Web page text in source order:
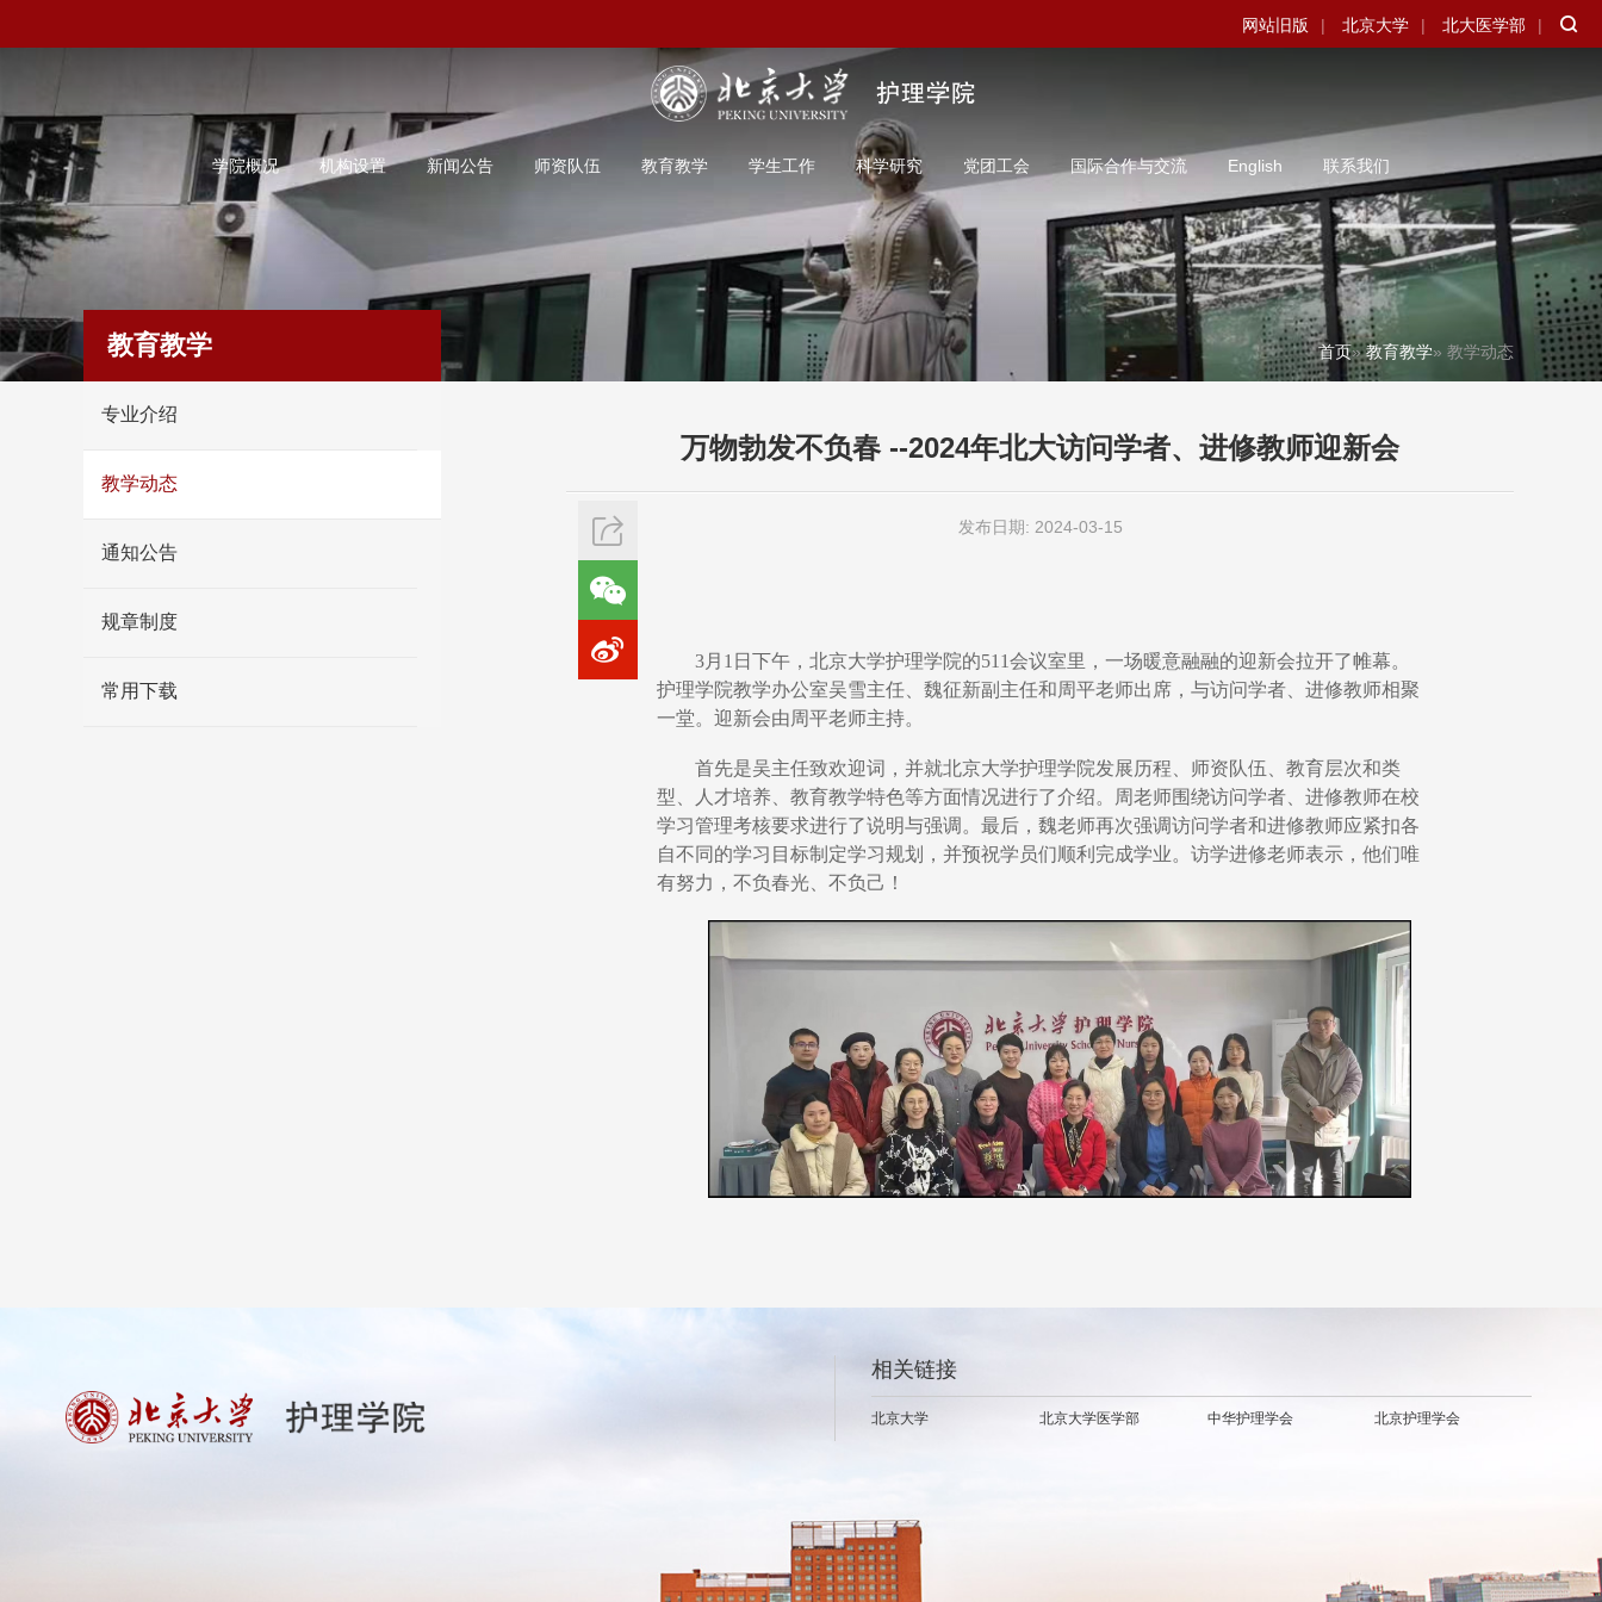
网站旧版 | 北京大学 | 北大医学部 |
学院概况 机构设置 新闻公告 师资队伍 教育教学 学生工作 科学研究 党团工会 国际合作与交流 English 联系我们
教育教学
专业介绍
教学动态
通知公告
规章制度
常用下载
首页»教育教学» 教学动态
万物勃发不负春 --2024年北大访问学者、进修教师迎新会
发布日期: 2024-03-15
3月1日下午，北京大学护理学院的511会议室里，一场暖意融融的迎新会拉开了帷幕。
护理学院教学办公室吴雪主任、魏征新副主任和周平老师出席，与访问学者、进修教师相聚
一堂。迎新会由周平老师主持。
首先是吴主任致欢迎词，并就北京大学护理学院发展历程、师资队伍、教育层次和类
型、人才培养、教育教学特色等方面情况进行了介绍。
周老师围绕访问学者、进修教师在校
学习管理考核要求进行了说明与强调。最后，魏老师再次强调访问学者和进修教师应紧扣各
自不同的学习目标制定学习规划，并预祝学员们顺利完成学业。访学进修老师表示，他们唯
有努力，不负春光、不负己！
相关链接
北京大学 北京大学医学部 中华护理学会 北京护理学会